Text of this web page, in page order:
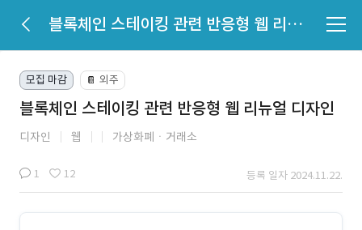
블록체인 스테이킹 관련 반응형 웹 리뉴얼 디자인
모집 마감 📔 외주
블록체인 스테이킹 관련 반응형 웹 리뉴얼 디자인
디자인 웹 가상화폐ㆍ거래소
1 12 등록 일자 2024.11.22.